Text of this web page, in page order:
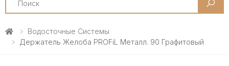
Водосточные Системы
Держатель Желоба PROFiL Металл. 90 Графитовый